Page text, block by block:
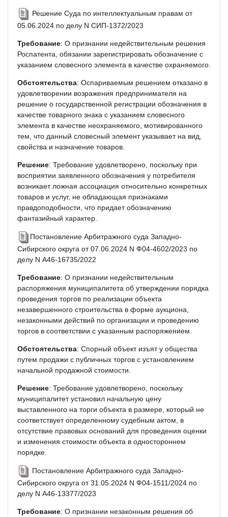
Решение Суда по интеллектуальным правам от
05.06.2024 по делу N СИП-1372/2023
Требование: О признании недействительным решения
Роспатента, обязании зарегистрировать обозначение с
указанием словесного элемента в качестве охраняемого.
Обстоятельства: Оспариваемым решением отказано в
удовлетворении возражения предпринимателя на
решение о государственной регистрации обозначения в
качестве товарного знака с указанием словесного
элемента в качестве неохраняемого, мотивированного
тем, что данный словесный элемент указывает на вид,
свойства и назначение товаров.
Решение: Требование удовлетворено, поскольку при
восприятии заявленного обозначения у потребителя
возникает ложная ассоциация относительно конкретных
товаров и услуг, не обладающая признаками
правдоподобности, что придает обозначению
фантазийный характер.
Постановление Арбитражного суда Западно-
Сибирского округа от 07.06.2024 N Ф04-4602/2023 по
делу N А46-16735/2022
Требование: О признании недействительным
распоряжения муниципалитета об утверждении порядка
проведения торгов по реализации объекта
незавершенного строительства в форме аукциона,
незаконными действий по организации и проведению
торгов в соответствии с указанным распоряжением.
Обстоятельства: Спорный объект изъят у общества
путем продажи с публичных торгов с установлением
начальной продажной стоимости.
Решение: Требование удовлетворено, поскольку
муниципалитет установил начальную цену
выставленного на торги объекта в размере, который не
соответствует определенному судебным актом, в
отсутствие правовых оснований для проведения оценки
и изменения стоимости объекта в одностороннем
порядке.
Постановление Арбитражного суда Западно-
Сибирского округа от 31.05.2024 N Ф04-1511/2024 по
делу N А46-13377/2023
Требование: О признании незаконным решения об